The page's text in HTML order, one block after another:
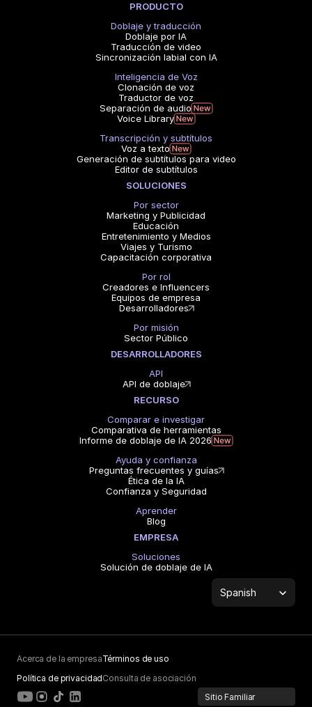
PRODUCTO
Doblaje y traducción
Doblaje por IA
Traducción de video
Sincronización labial con IA
Inteligencia de Voz
Clonación de voz
Traductor de voz
Separación de audio
Voice Library
Transcripción y subtítulos
Voz a texto
Generación de subtítulos para video
Editor de subtítulos
SOLUCIONES
Por sector
Marketing y Publicidad
Educación
Entretenimiento y Medios
Viajes y Turismo
Capacitación corporativa
Por rol
Creadores e Influencers
Equipos de empresa
Desarrolladores
Por misión
Sector Público
DESARROLLADORES
API
API de doblaje
RECURSO
Comparar e investigar
Comparativa de herramientas
Informe de doblaje de IA 2026
Ayuda y confianza
Preguntas frecuentes y guías
Ética de la IA
Confianza y Seguridad
Aprender
Blog
EMPRESA
Soluciones
Solución de doblaje de IA
Select Language
Spanish
Acerca de la empresaTérminos de uso
Política de privacidadConsulta de asociación
Sitio Familiar